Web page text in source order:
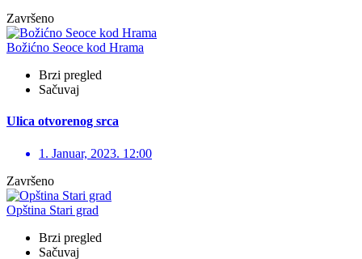
Završeno
Božićno Seoce kod Hrama
Brzi pregled
Sačuvaj
Ulica otvorenog srca
1. Januar, 2023. 12:00
Završeno
Opština Stari grad
Brzi pregled
Sačuvaj